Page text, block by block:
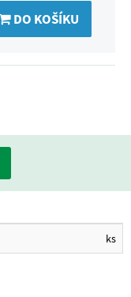
DO KOŠÍKU
ks